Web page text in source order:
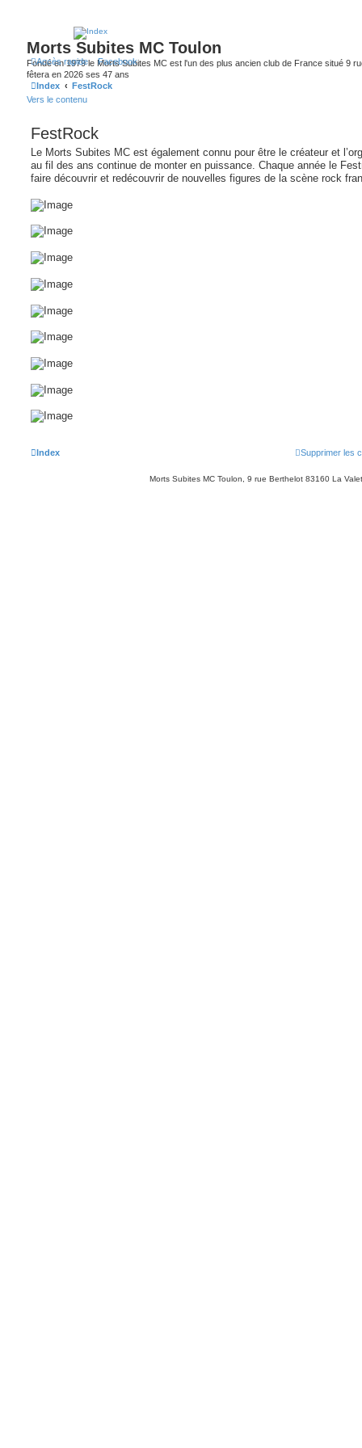
Morts Subites MC Toulon
Fondé en 1979 le Morts Subites MC est l'un des plus ancien club de France situé 9
fêtera en 2026 ses 47 ans
Vers le contenu
Accès rapide Facebook
Index FestRock
FestRock
Le Morts Subites MC est également connu pour être le créateur et
au fil des ans continue de monter en puissance. Chaque année le
faire découvrir et redécouvrir de nouvelles figures de la scène rock
Index Supprimer les
Morts Subites MC Toulon, 9 rue Berthelot 83160 La